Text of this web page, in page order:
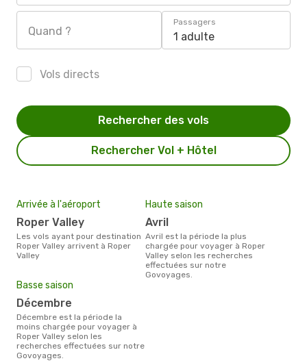
Quand ?
Passagers
1 adulte
Vols directs
Rechercher Vol + Hôtel
Rechercher des vols
Arrivée à l'aéroport
Roper Valley
Les vols ayant pour destination
Roper Valley arrivent à Roper
Valley
Haute saison
avril
avril est la période la plus
chargée pour voyager à Roper
Valley selon les recherches
effectuées sur notre
Govoyages.
Basse saison
décembre
décembre est la période la
moins chargée pour voyager à
Roper Valley selon les
recherches effectuées sur notre
Govoyages.